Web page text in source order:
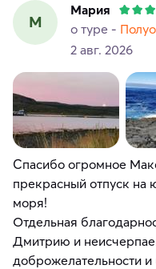
М
Мария
о туре -
2 авг. 2026
Спасибо огромное
прекрасный отпуск
моря!
Отдельная
Дмитрию и
доброжелательности